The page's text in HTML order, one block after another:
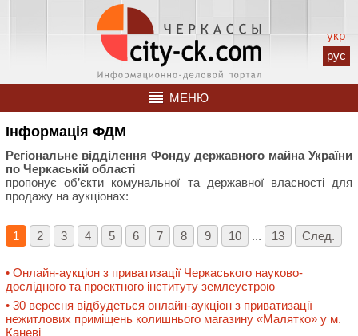
укр
рус
МЕНЮ
Інформація ФДМ
Регіональне відділення Фонду державного майна України
по Черкаській області
пропонує об’єкти комунальної та державної власності для
продажу на аукціонах:
1 2 3 4 5 6 7 8 9 10 ... 13 След.
• Онлайн-аукціон з приватизації Черкаського науково-
дослідного та проектного інституту землеустрою
• 30 вересня відбудеться онлайн-аукціон з приватизації
нежитлових приміщень колишнього магазину «Малятко» у м.
Каневі